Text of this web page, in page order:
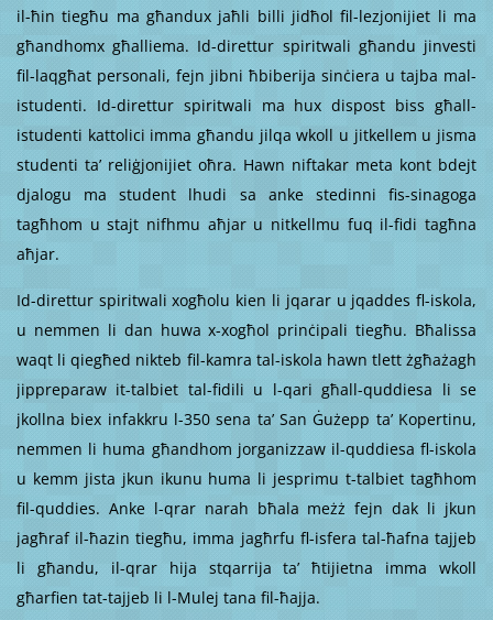
il-ħin tiegħu ma għandux jaħli billi jidħol fil-lezjonijiet li ma
għandhomx għalliema. Id-direttur spiritwali għandu jinvesti
fil-laqgħat personali, fejn jibni ħbiberija sinċiera u tajba mal-
istudenti. Id-direttur spiritwali ma hux dispost biss għall-
istudenti kattolici imma għandu jilqa wkoll u jitkellem u jisma
studenti ta’ reliġjonijiet oħra. Hawn niftakar meta kont bdejt
djalogu ma student lhudi sa anke stedinni fis-sinagoga
tagħhom u stajt nifhmu aħjar u nitkellmu fuq il-fidi tagħna
aħjar.
Id-direttur spiritwali xogħolu kien li jqarar u jqaddes fl-iskola,
u nemmen li dan huwa x-xogħol prinċipali tiegħu. Bħalissa
waqt li qiegħed nikteb fil-kamra tal-iskola hawn tlett żgħażagh
jippreparaw it-talbiet tal-fidili u l-qari għall-quddiesa li se
jkollna biex infakkru l-350 sena ta’ San Ġużepp ta’ Kopertinu,
nemmen li huma għandhom jorganizzaw il-quddiesa fl-iskola
u kemm jista jkun ikunu huma li jesprimu t-talbiet tagħhom
fil-quddies. Anke l-qrar narah bħala meżż fejn dak li jkun
jagħraf il-ħazin tiegħu, imma jagħrfu fl-isfera tal-ħafna tajjeb
li għandu, il-qrar hija stqarrija ta’ ħtijietna imma wkoll
għarfien tat-tajjeb li l-Mulej tana fil-ħajja.